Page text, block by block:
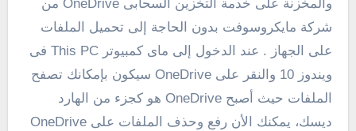
والمخزنة على خدمة التخزين السحابى OneDrive من
شركة مايكروسوفت بدون الحاجة إلى تحميل الملفات
على الجهاز . عند الدخول إلى ماى كمبيوتر This PC فى
ويندوز 10 والنقر على OneDrive سيكون بإمكانك تصفح
الملفات حيث أصبح OneDrive هو كجزء من الهارد
ديسك، يمكنك الأن رفع وحذف الملفات على OneDrive